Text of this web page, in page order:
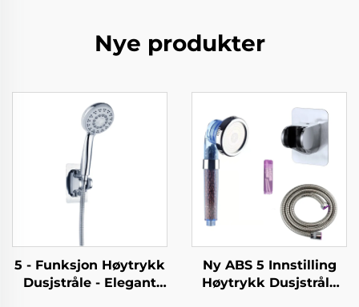
Nye produkter
5 - Funksjon Høytrykk
Dusjstråle - Elegant
Ny ABS 5 Innstilling
Høytrykk Dusjstråle